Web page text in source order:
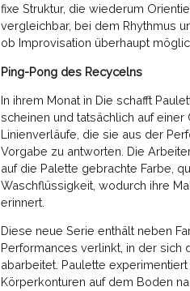
fixe Struktur, die wiederum
vergleichbar, bei dem Rhythmus
ob Improvisation überhaupt
Ping-Pong des Recycelns
In ihrem Monat in Die schafft
scheinen und tatsächlich auf
Linienverläufe, die sie aus der
Vorgabe zu antworten. Die
auf die Palette gebrachte Farbe,
Waschflüssigkeit, wodurch ihre
erinnert.
Diese neue Serie enthält neben
Performances verlinkt, in der sich
abarbeitet. Paulette
Körperkonturen auf dem Boden